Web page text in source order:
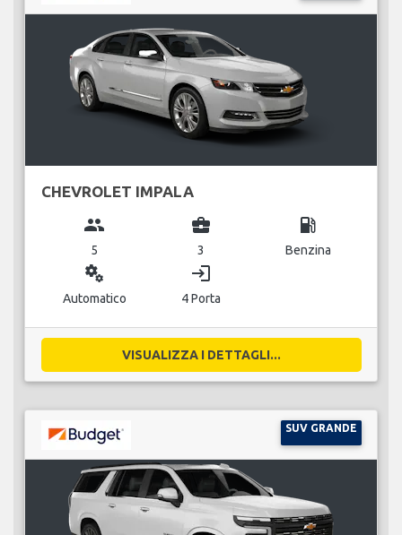
CHEVROLET IMPALA
group
5
business_center
3
local_gas_station
Benzina
miscellaneous_services
Automatico
login
4 Porta
VISUALIZZA I DETTAGLI...
SUV GRANDE